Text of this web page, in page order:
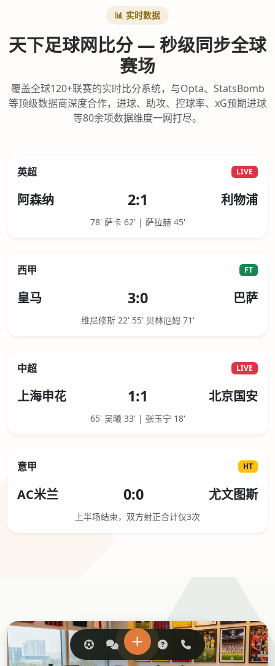
📊 实时数据
天下足球网比分 — 秒级同步全球
赛场
覆盖全球120+联赛的实时比分系统，与Opta、StatsBomb
等顶级数据商深度合作，进球、助攻、控球率、xG预期进球
等80余项数据维度一网打尽。
英超 LIVE
阿森纳 2:1 利物浦
78' 萨卡 62' | 萨拉赫 45'
西甲 FT
皇马 3:0 巴萨
维尼修斯 22' 55' 贝林厄姆 71'
中超 LIVE
上海申花 1:1 北京国安
65' 吴曦 33' | 张玉宁 18'
意甲 HT
AC米兰 0:0 尤文图斯
上半场结束，双方射正合计仅3次